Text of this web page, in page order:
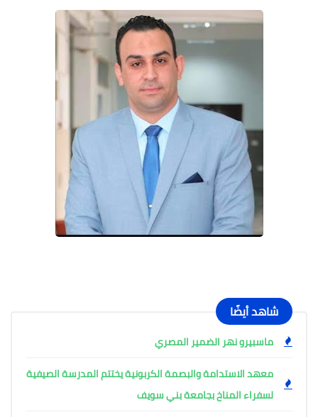
شاهد أيضًا
ماسبيرو نهر الضمير المصري
معهد الاستدامة والبصمة الكربونية يختتم المدرسة الصيفية
لسفراء المناخ بجامعة بني سويف